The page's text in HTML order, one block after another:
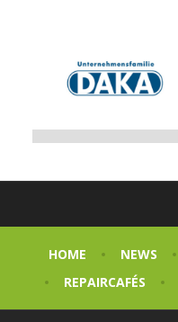
HOME NEWS
REPAIRCAFÉS